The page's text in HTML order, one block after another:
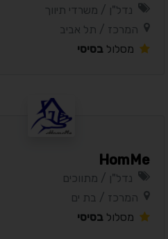
נדל"ן / משרדי תיווך
המרכז / תל אביב
מסלול בסיסי
HomMe
נדל"ן / מתווכים
המרכז / בת ים
מסלול בסיסי